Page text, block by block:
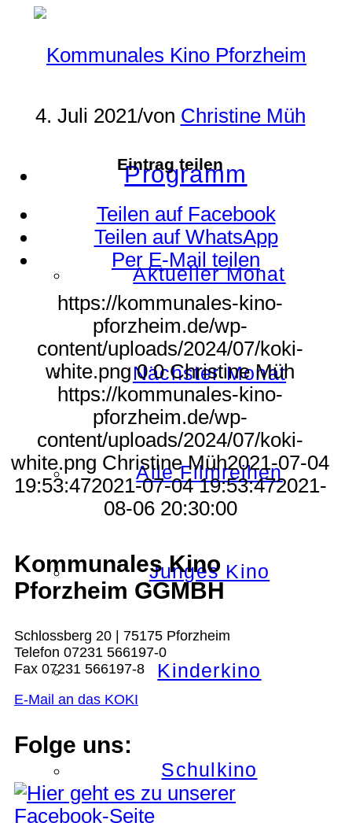
Programm
Aktueller Monat
Nächster Monat
Alle Filmreihen
Junges Kino
Kinderkino
Schulkino
4. Juli 2021/von Christine Müh
Eintrag teilen
Teilen auf Facebook
Teilen auf WhatsApp
Per E-Mail teilen
https://kommunales-kino-
pforzheim.de/wp-
content/uploads/2024/07/koki-
white.png 0 0 Christine Müh
https://kommunales-kino-
pforzheim.de/wp-
content/uploads/2024/07/koki-
white.png Christine Müh2021-07-04
19:53:472021-07-04 19:53:472021-
08-06 20:30:00
Kommunales Kino
Pforzheim GGMBH
Schlossberg 20 | 75175 Pforzheim
Telefon 07231 566197-0
Fax 07231 566197-8
E-Mail an das KOKI
Folge uns: